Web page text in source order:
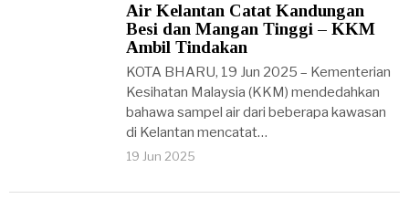
Air Kelantan Catat Kandungan
Besi dan Mangan Tinggi – KKM
Ambil Tindakan
KOTA BHARU, 19 Jun 2025 – Kementerian
Kesihatan Malaysia (KKM) mendedahkan
bahawa sampel air dari beberapa kawasan
di Kelantan mencatat…
19 Jun 2025